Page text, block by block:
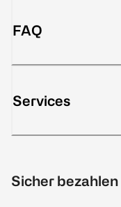
FAQ
Services
Sicher bezahlen